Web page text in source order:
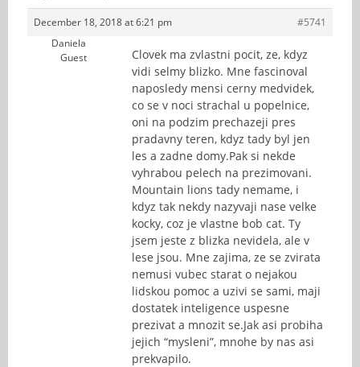
December 18, 2018 at 6:21 pm
#5741
Daniela
Guest
Clovek ma zvlastni pocit, ze, kdyz
vidi selmy blizko. Mne fascinoval
naposledy mensi cerny medvidek,
co se v noci strachal u popelnice,
oni na podzim prechazeji pres
pradavny teren, kdyz tady byl jen
les a zadne domy.Pak si nekde
vyhrabou pelech na prezimovani.
Mountain lions tady nemame, i
kdyz tak nekdy nazyvaji nase velke
kocky, coz je vlastne bob cat. Ty
jsem jeste z blizka nevidela, ale v
lese jsou. Mne zajima, ze se zvirata
nemusi vubec starat o nejakou
lidskou pomoc a uzivi se sami, maji
dostatek inteligence uspesne
prezivat a mnozit se.Jak asi probiha
jejich “mysleni”, mnohe by nas asi
prekvapilo.